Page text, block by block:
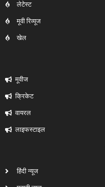
लेटेस्ट
मूवी रिव्यूज
खेल
मूवीज
क्रिकेट
वायरल
लाइफस्टाइल
हिंदी न्यूज